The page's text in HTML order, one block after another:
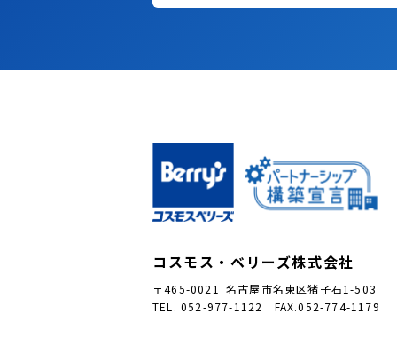
コスモス・ベリーズ株式会社
〒465-0021 名古屋市名東区猪子石1-503
TEL. 052-977-1122 FAX.052-774-1179